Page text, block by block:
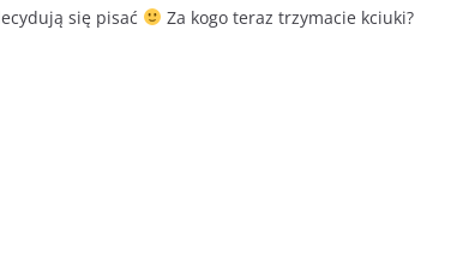
się pisać
Za kogo teraz trzymacie kciuki?